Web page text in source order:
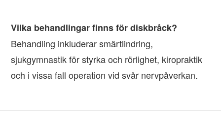
Vilka behandlingar finns för diskbråck?
Behandling inkluderar smärtlindring,
sjukgymnastik för styrka och rörlighet, kiropraktik
och i vissa fall operation vid svår nervpåverkan.